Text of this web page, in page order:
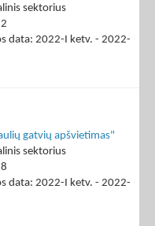
sektorius
data: 2022-I ketv. - 2022-
gatvių apšvietimas"
sektorius
data: 2022-I ketv. - 2022-